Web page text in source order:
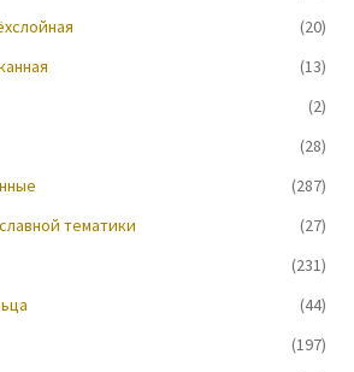
(20)
(13)
(2)
(28)
(287)
тематики
(27)
(231)
(44)
(197)